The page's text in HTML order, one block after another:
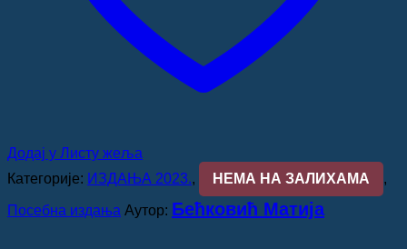
Додај у Листу жеља
Категорије: ИЗДАЊА 2023., НЕМА НА ЗАЛИХАМА ,
Посебна издања Аутор: Бећковић Матија